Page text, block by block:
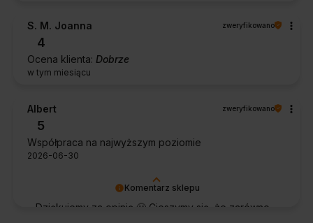
S. M. Joanna zweryfikowano
4
Ocena klienta: Dobrze
w tym miesiącu
Komentarz sklepu
Dziękujemy za opinię 🙂 Cieszymy się, że zarówno
Albert zweryfikowano
5
Współpraca na najwyższym poziomie
2026-06-30